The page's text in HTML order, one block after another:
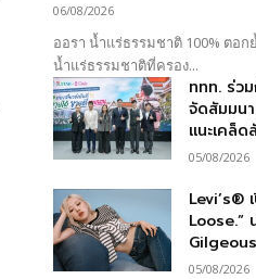
06/08/2026
ออรา น้ำแร่ธรรมชาติ 100% ตอ
น้ำแร่ธรรมชาติที่ครอง...
ททท. ร่ว
จัดสัมมน
แนะเคล็
05/08/2026
Levi’s®
Loose.”
05/08/2026